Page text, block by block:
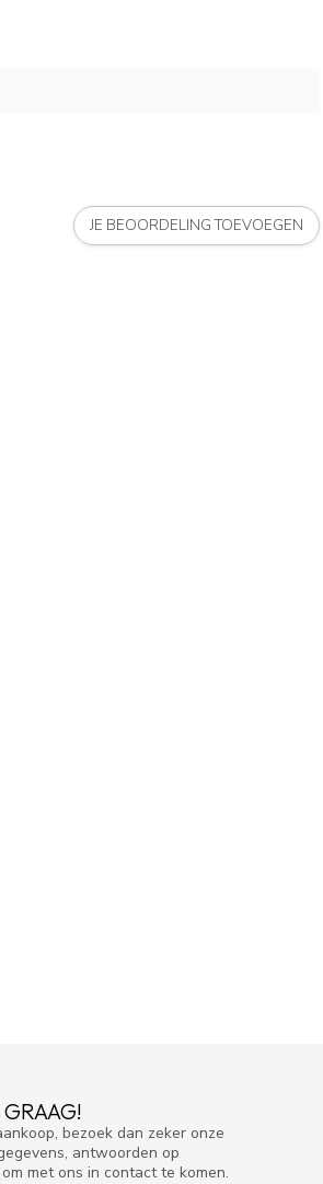
JE BEOORDELING TOEVOEGEN
bezoek dan zeker onze
antwoorden op
met ons in contact te komen.